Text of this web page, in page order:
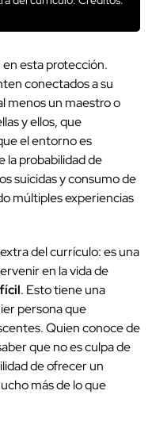
en esta protección.
conectados a su
menos un maestro o
y ellos, que
el entorno es
la probabilidad de
suicidas y consumo de
múltiples experiencias
del currículo: es una
en la vida de
. Esto tiene una
persona que
Quien conoce de
que no es culpa de
de ofrecer un
más de lo que